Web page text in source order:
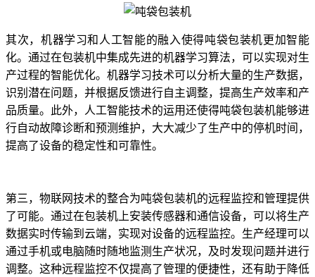
其次，机器学习和人工智能的融入使得吨袋包装机更加智能
化。通过在包装机中集成先进的机器学习算法，可以实现对生
产过程的智能优化。机器学习技术可以分析大量的生产数据，
识别潜在问题，并根据反馈进行自主调整，提高生产效率和产
品质量。此外，人工智能技术的运用还使得吨袋包装机能够进
行自动故障诊断和预测维护，大大减少了生产中的停机时间，
提高了设备的稳定性和可靠性。
第三，物联网技术的整合为吨袋包装机的远程监控和管理提供
了可能。通过在包装机上安装传感器和通信设备，可以将生产
数据实时传输到云端，实现对设备的远程监控。生产经理可以
通过手机或电脑随时随地监测生产状况，及时发现问题并进行
调整。这种远程监控不仅提高了管理的便捷性，还有助于降低